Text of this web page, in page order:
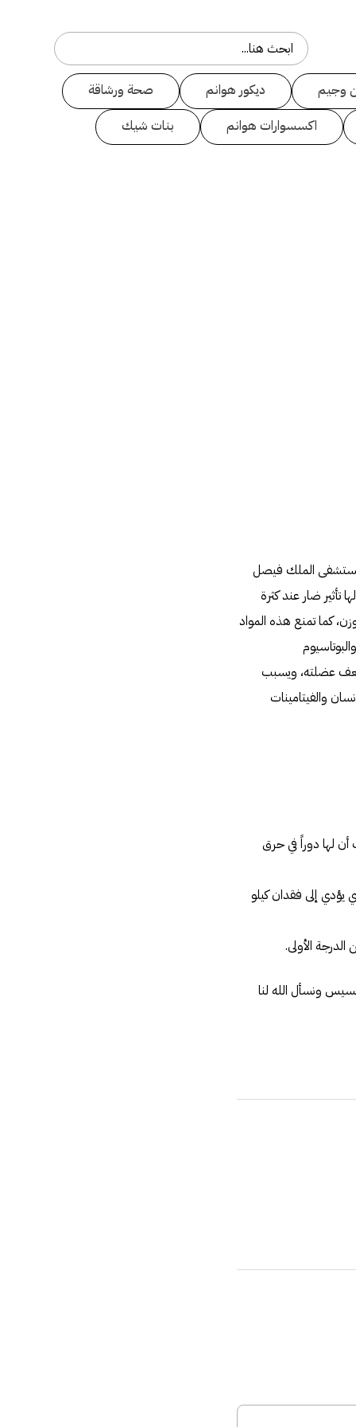
وجيم ديكور هوانم
صحة ورشاقة
اكسسوارات هوانم
بنات شيك
الملك فيصل
ضار عند كثرة
كما تمنع هذه المواد
عضلته، ويسبب
والفيتامينات
أن لها دوراً في حرق
يحرق 100 سعرة حرارية الأمر الذي يؤدي إلى فقدان كيلو
ونسأل الله لنا